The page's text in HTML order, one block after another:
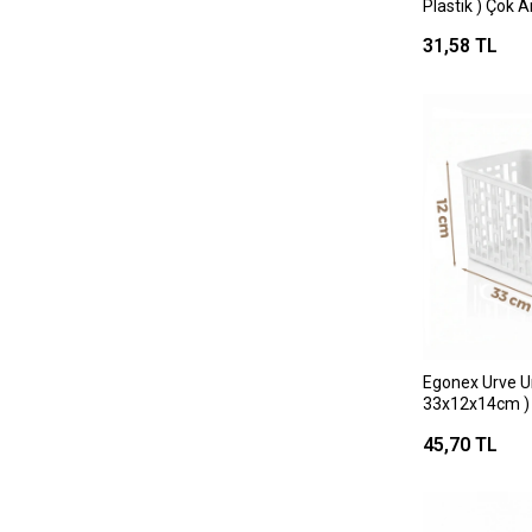
Plastik ) Çok
Bıçak
31,58 TL
Egonex Urve
33x12x14cm
45,70 TL